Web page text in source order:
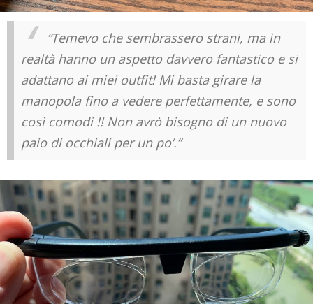
“Temevo che sembrassero strani, ma in
realtà hanno un aspetto davvero fantastico e si
adattano ai miei outfit! Mi basta girare la
manopola fino a vedere perfettamente, e sono
così comodi !! Non avrò bisogno di un nuovo
paio di occhiali per un po’.”